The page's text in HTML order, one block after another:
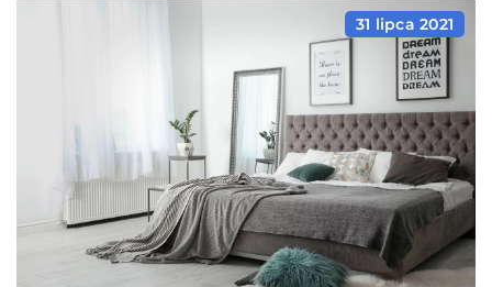
31 lipca 2021